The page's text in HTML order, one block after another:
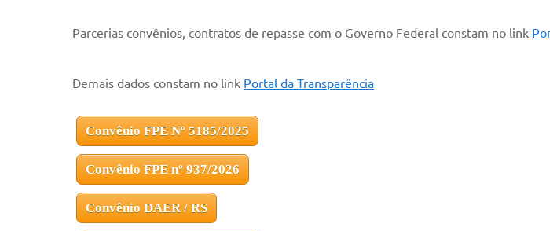
Parcerias convênios, contratos de repasse com o Governo Federal constam no link
Demais dados constam no link Portal da Transparência
Convênio FPE Nº 5185/2025
Convênio FPE nº 937/2026
Convênio DAER / RS